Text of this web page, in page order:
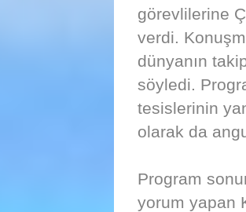
görevlilerine
verdi.
dünyanın
söyledi.
tesislerinin
olarak da
Program
yorum yapan